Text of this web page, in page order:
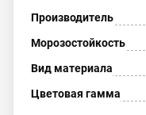
Производитель
Морозостойкость
Вид материала
Цветовая гамма